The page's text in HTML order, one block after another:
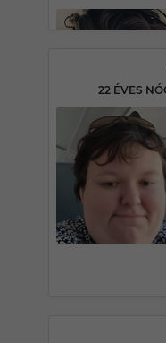
22 ÉVES